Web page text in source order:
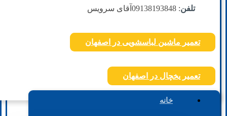
تلفن: 09138193848 آقای سرویس
تعمیر ماشین لباسشویی در اصفهان
تعمیر یخچال در اصفهان
خانه